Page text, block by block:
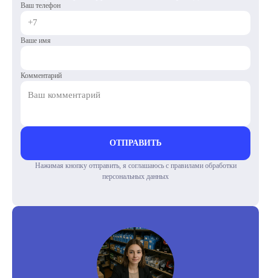
Ваш телефон
Ваше имя
Комментарий
ОТПРАВИТЬ
Нажимая кнопку отправить, я соглашаюсь с правилами обработки
персональных данных